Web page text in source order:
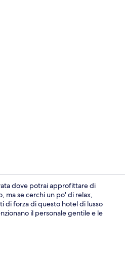
4 ristoranti;
dove potrai approfittare di
ma se cerchi un po' di relax,
di forza di questo hotel di lusso
il personale gentile e le